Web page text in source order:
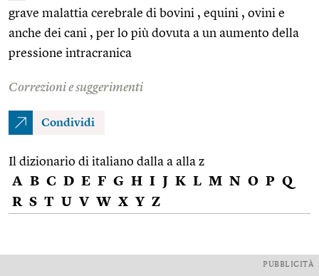
grave malattia cerebrale di bovini , equini , ovini e
anche dei cani , per lo più dovuta a un aumento della
pressione intracranica
Correzioni e suggerimenti
Condividi
Il dizionario di italiano dalla a alla z
A B C D E F G H I J K L M N O P Q
R S T U V W X Y Z
PUBBLICITÀ